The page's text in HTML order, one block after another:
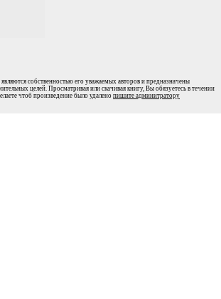
собственностью его уважаемых авторов и предназначены
целей. Просматривая или скачивая книгу, Вы обязуетесь в течении
чтоб произведение было удалено пишите админитратору